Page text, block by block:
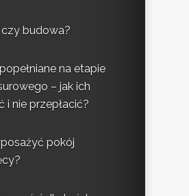
budowa?
na etapie
– jak ich
i nie przepłacić?
pokój